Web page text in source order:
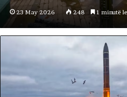
23 May 2026 248 1 minutë